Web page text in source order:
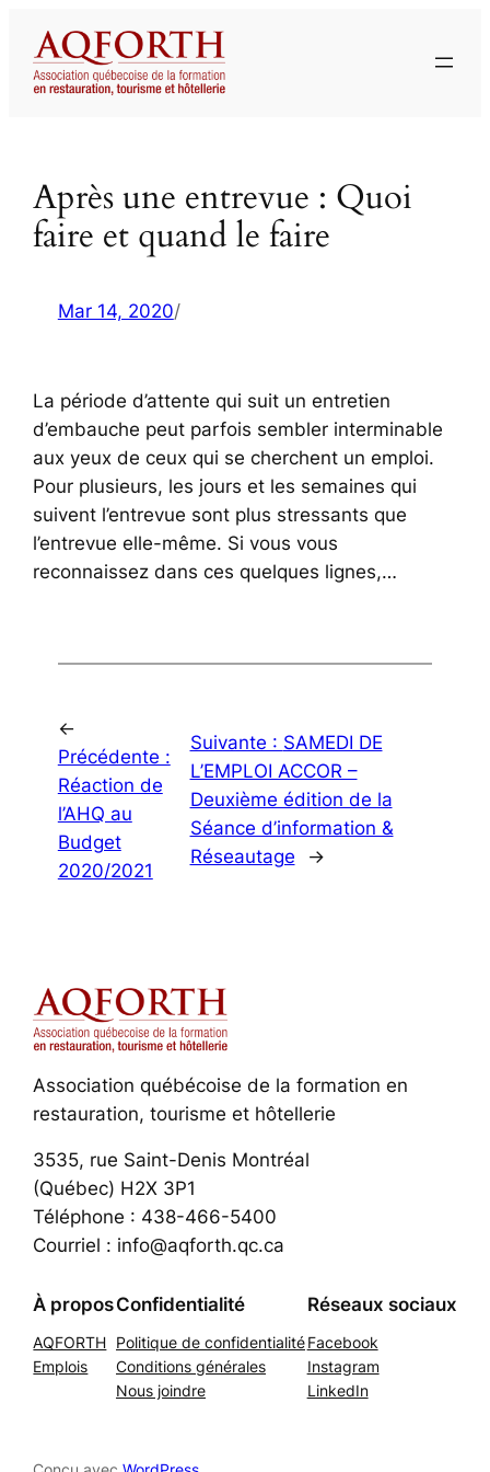
contenu
Après une entrevue : Quoi
faire et quand le faire
Mar 14, 2020/
La période d’attente qui suit un entretien
d’embauche peut parfois sembler interminable
aux yeux de ceux qui se cherchent un emploi.
Pour plusieurs, les jours et les semaines qui
suivent l’entrevue sont plus stressants que
l’entrevue elle-même. Si vous vous
reconnaissez dans ces quelques lignes,…
←
Précédente :
Réaction de
l’AHQ au
Budget
2020/2021
Suivante : SAMEDI DE
L’EMPLOI ACCOR –
Deuxième édition de la
Séance d’information &
Réseautage
→
Association québécoise de la formation en
restauration, tourisme et hôtellerie
3535, rue Saint-Denis Montréal
(Québec) H2X 3P1
Téléphone : 438-466-5400
Courriel : info@aqforth.qc.ca
À propos
AQFORTH
Emplois
Confidentialité
Politique de confidentialité
Conditions générales
Nous joindre
Réseaux sociaux
Facebook
Instagram
LinkedIn